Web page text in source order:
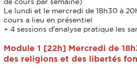
Le lundi et le mercredi de 18h30 à
cours a lieu en présentiel
+ 4 sessions d'analyse pratique les
Module 1 [22h] Mercredi de
des religions et des libertés